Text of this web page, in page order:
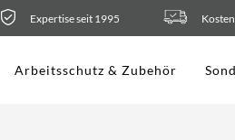
Expertise seit 1995
Arbeitsschutz & Zubehör